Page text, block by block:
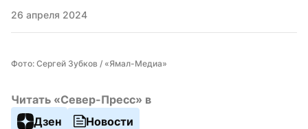
26 апреля 2024
Фото: Сергей Зубков / «Ямал-Медиа»
Читать «Север-Пресс» в
Дзен
Новости